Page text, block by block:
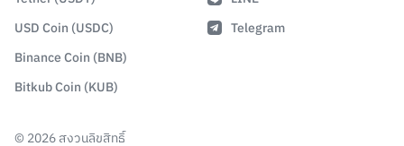
USD Coin (USDC)
Binance Coin (BNB)
Bitkub Coin (KUB)
Telegram
© 2026สงวนลิขสิทธิ์